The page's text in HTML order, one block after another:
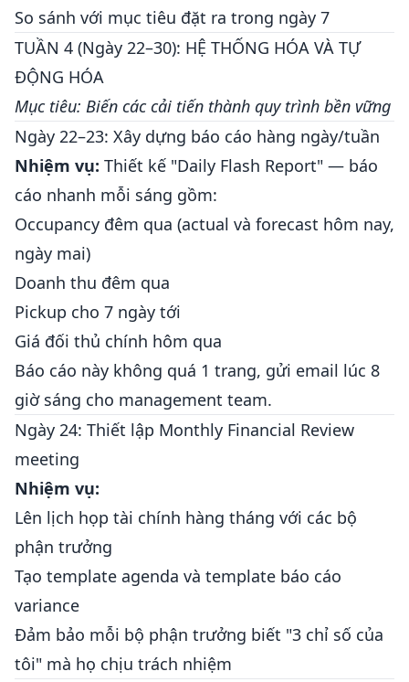
So sánh với mục tiêu đặt ra trong ngày 7
TUẦN 4 (Ngày 22–30): HỆ THỐNG HÓA VÀ TỰ
ĐỘNG HÓA
Mục tiêu: Biến các cải tiến thành quy trình bền vững
Ngày 22–23: Xây dựng báo cáo hàng ngày/tuần
Nhiệm vụ: Thiết kế "Daily Flash Report" — báo
cáo nhanh mỗi sáng gồm:
Occupancy đêm qua (actual và forecast hôm nay,
ngày mai)
Doanh thu đêm qua
Pickup cho 7 ngày tới
Giá đối thủ chính hôm qua
Báo cáo này không quá 1 trang, gửi email lúc 8
giờ sáng cho management team.
Ngày 24: Thiết lập Monthly Financial Review
meeting
Nhiệm vụ:
Lên lịch họp tài chính hàng tháng với các bộ
phận trưởng
Tạo template agenda và template báo cáo
variance
Đảm bảo mỗi bộ phận trưởng biết "3 chỉ số của
tôi" mà họ chịu trách nhiệm